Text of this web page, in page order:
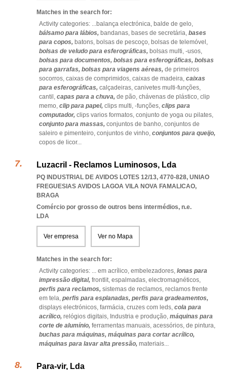
Matches in the search for:
Activity categories: ...balança electrónica, balde de gelo,
bálsamo para lábios, bandanas, bases de secretária, bases
para copos, batons, bolsas de pescoço, bolsas de telemóvel,
bolsas de veludo para esferográficas, bolsas multi, -usos,
bolsas para documentos, bolsas para esferográficas, bolsas
para garrafas, bolsas para viagens aéreas, de primeiros
socorros, caixas de comprimidos, caixas de madeira, caixas
para esferográficas, calçadeiras, canivetes multi-funções,
cantil, capas para a chuva, de pão, chávenas de plástico, clip
memo, clip para papel, clips multi, -funções, clips para
computador, clips varios formatos, conjunto de yoga ou pilates,
conjunto para massas, conjuntos de banho, conjuntos de
saleiro e pimenteiro, conjuntos de vinho, conjuntos para queijo,
copos de licor...
Luzacril - Reclamos Luminosos, Lda
PQ INDUSTRIAL DE AVIDOS LOTES 12/13, 4770-828, UNIAO
FREGUESIAS AVIDOS LAGOA VILA NOVA FAMALICAO,
BRAGA
Comércio por grosso de outros bens intermédios, n.e.
LDA
Ver empresa Ver no Mapa
Matches in the search for:
Activity categories: ... em acrílico, embelezadores, lonas para
impressão digital, frontlit, espalmadas, electromagnéticos,
perfis para reclamos, sistemas de reclamos, reclamos frente
em tela, perfis para esplanadas, perfis para gradeamentos,
displays electrónicos, farmácia, cruzes com leds, cola para
acrílico, relógios digitais, Industria e produção, máquinas para
corte de alumínio, ferramentas manuais, acessórios, de pintura,
buchas para máquinas, máquinas para cortar acrílico,
máquinas para lavar alta pressão, materiais...
Para-vir, Lda